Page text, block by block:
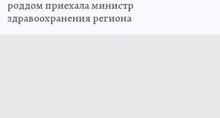
роддом приехала министр
здравоохранения региона